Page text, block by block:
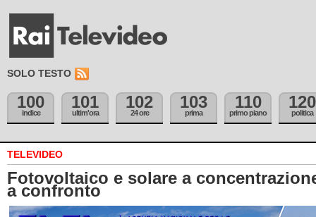
SOLO TESTO
100
indice
101
ultim'ora
102
24 ore
103
prima
110
primo piano
120
politica
TELEVIDEO
Fotovoltaico e solare a
a confronto